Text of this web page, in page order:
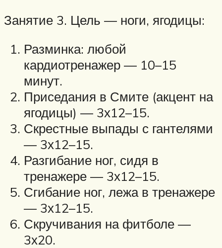
Занятие 3. Цель — ноги, ягодицы:
Разминка: любой
кардиотренажер — 10–15
минут.
Приседания в Смите (акцент на
ягодицы) — 3х12–15.
Скрестные выпады с гантелями
— 3х12–15.
Разгибание ног, сидя в
тренажере — 3х12–15.
Сгибание ног, лежа в тренажере
— 3х12–15.
Скручивания на фитболе —
3х20.